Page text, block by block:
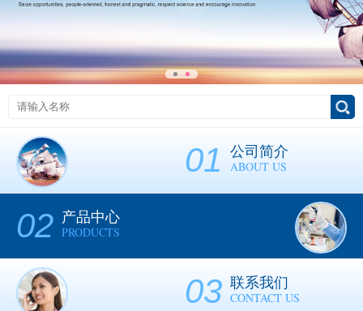
01 公司简介
ABOUT US
02 产品中心
PRODUCTS
03 联系我们
CONTACT US